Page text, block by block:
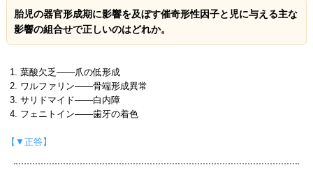
胎児の器官形成期に影響を及ぼす催奇形性因子と児に与える主な
影響の組合せで正しいのはどれか。
葉酸欠乏――爪の低形成
ワルファリン――骨端形成異常
サリドマイド――白内障
フェニトイン――歯牙の着色
【▼正答】